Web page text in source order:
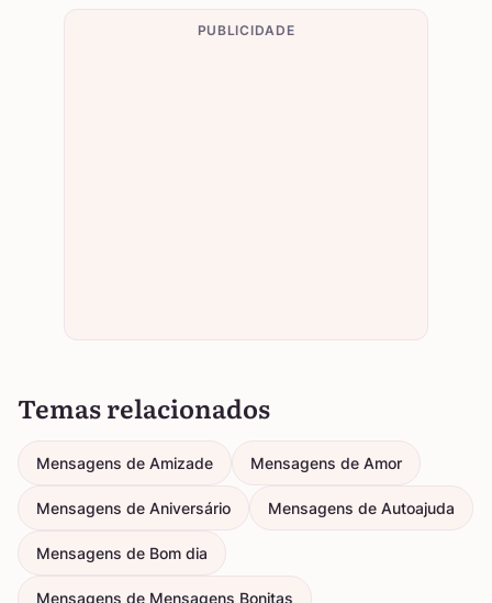
PUBLICIDADE
Temas relacionados
Mensagens de Amizade Mensagens de Amor
Mensagens de Aniversário Mensagens de Autoajuda
Mensagens de Bom dia
Mensagens de Mensagens Bonitas